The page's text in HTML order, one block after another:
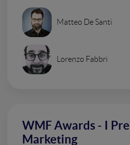
Matteo De Santi
Lorenzo Fabbri
WMF Awards - I
Marketing